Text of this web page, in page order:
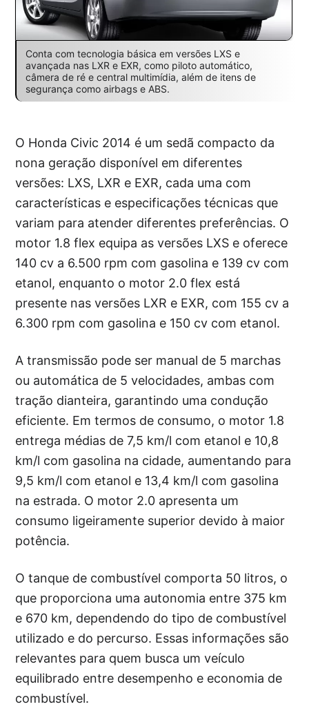
Conta com tecnologia básica em versões LXS e
avançada nas LXR e EXR, como piloto automático,
câmera de ré e central multimídia, além de itens de
segurança como airbags e ABS.
O Honda Civic 2014 é um sedã compacto da
nona geração disponível em diferentes
versões: LXS, LXR e EXR, cada uma com
características e especificações técnicas que
variam para atender diferentes preferências. O
motor 1.8 flex equipa as versões LXS e oferece
140 cv a 6.500 rpm com gasolina e 139 cv com
etanol, enquanto o motor 2.0 flex está
presente nas versões LXR e EXR, com 155 cv a
6.300 rpm com gasolina e 150 cv com etanol.
A transmissão pode ser manual de 5 marchas
ou automática de 5 velocidades, ambas com
tração dianteira, garantindo uma condução
eficiente. Em termos de consumo, o motor 1.8
entrega médias de 7,5 km/l com etanol e 10,8
km/l com gasolina na cidade, aumentando para
9,5 km/l com etanol e 13,4 km/l com gasolina
na estrada. O motor 2.0 apresenta um
consumo ligeiramente superior devido à maior
potência.
O tanque de combustível comporta 50 litros, o
que proporciona uma autonomia entre 375 km
e 670 km, dependendo do tipo de combustível
utilizado e do percurso. Essas informações são
relevantes para quem busca um veículo
equilibrado entre desempenho e economia de
combustível.